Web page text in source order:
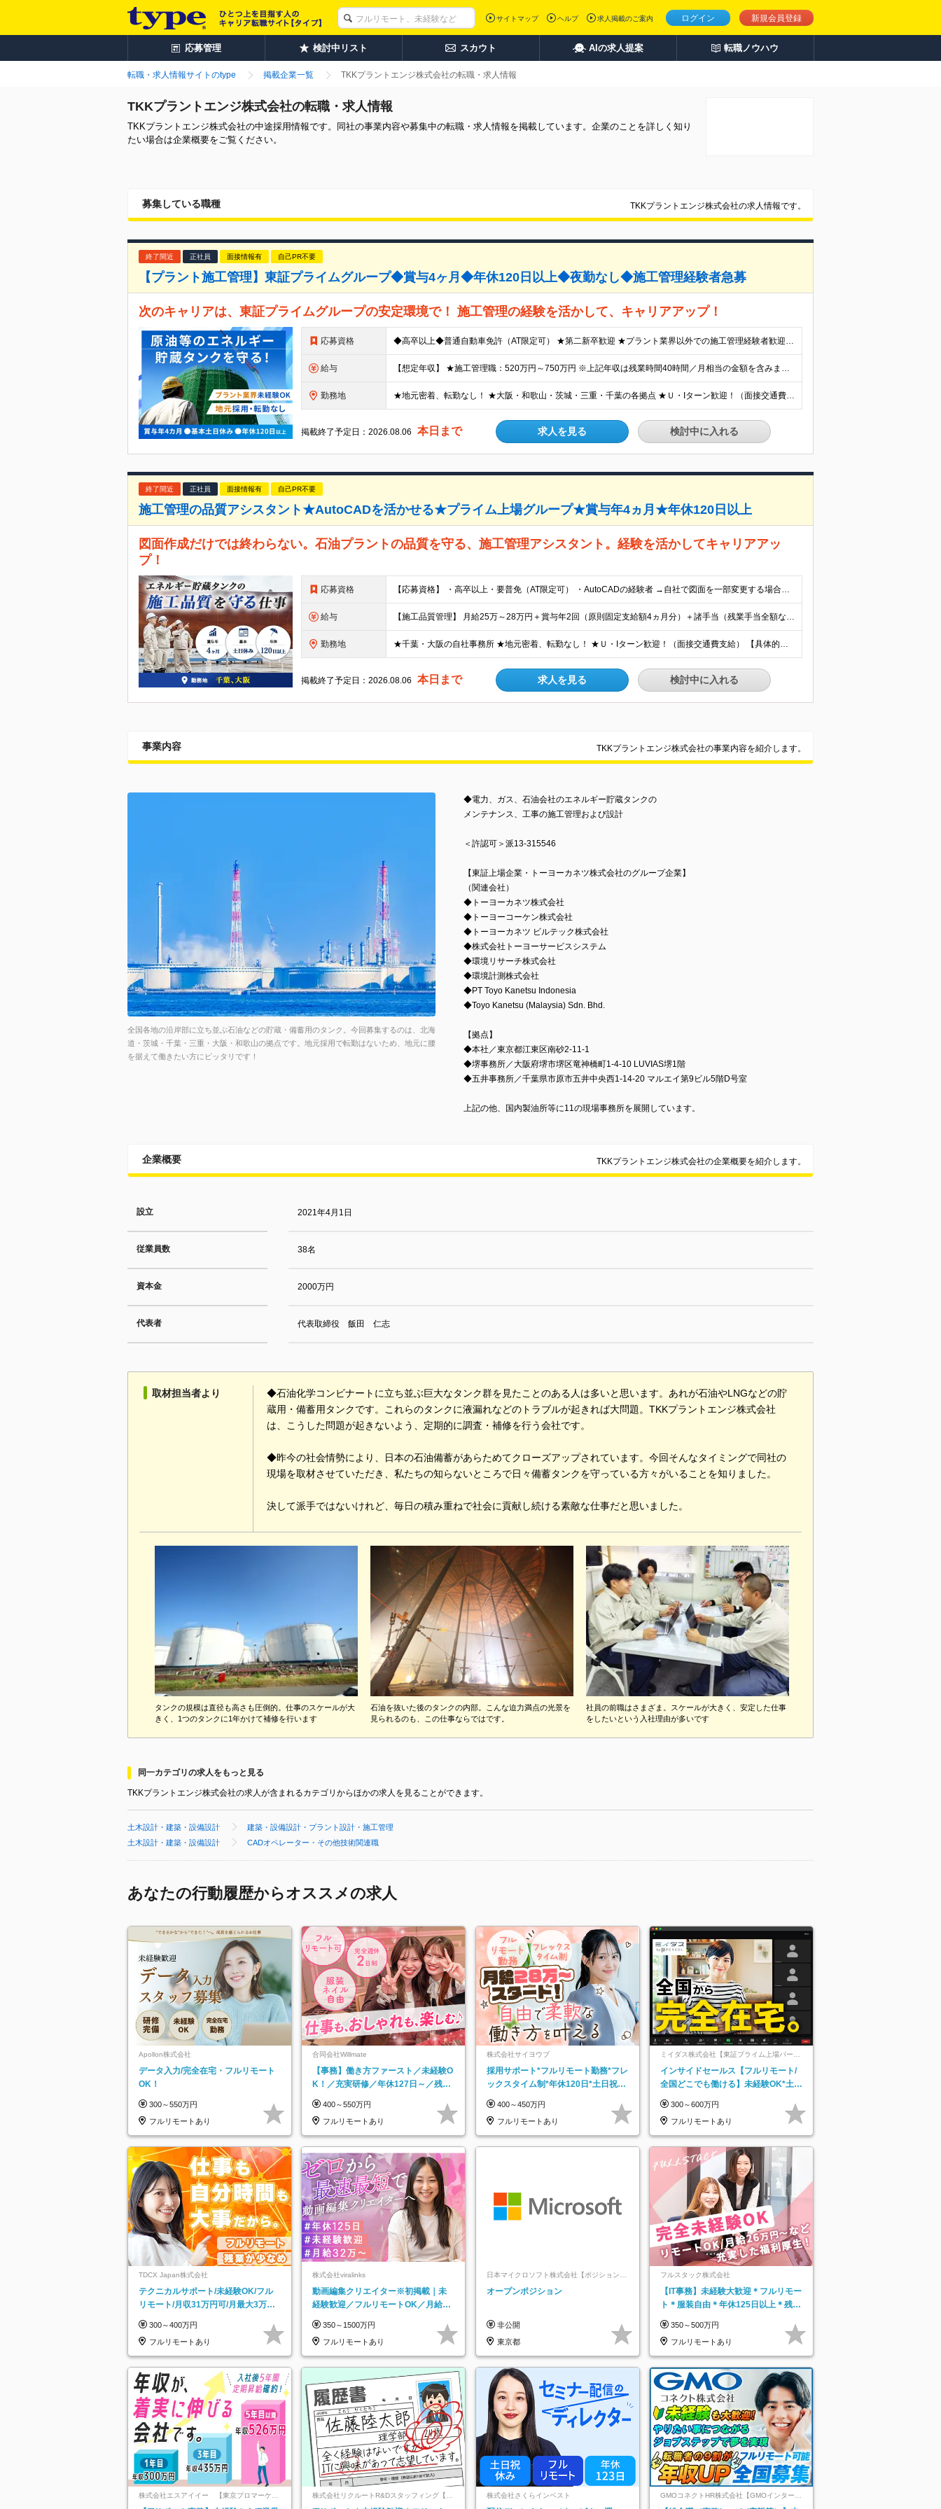
ログイン 新規会員登録
サイトマップ ヘルプ 求人掲載のご案内
応募管理 検討中リスト スカウト AIの求人提案 転職ノウハウ
転職・求人情報サイトのtype 掲載企業一覧 TKKプラントエンジ株式会社の転職・求人情報
TKKプラントエンジ株式会社の転職・求人情報
TKKプラントエンジ株式会社の中途採用情報です。同社の事業内容や募集中の転職・求人情報を掲載しています。企業のことを詳しく知り
たい場合は企業概要をご覧ください。
募集している職種 TKKプラントエンジ株式会社の求人情報です。
終了間近 正社員 面接情報有 自己PR不要
【プラント施工管理】東証プライムグループ◆賞与4ヶ月◆年休120日以上◆夜勤なし◆施工管理経験者急募
次のキャリアは、東証プライムグループの安定環境で！ 施工管理の経験を活かして、キャリアアップ！
応募資格 ◆高卒以上◆普通自動車免許（AT限定可） ★第二新卒歓迎 ★プラント業界以外での施工管理経験者歓迎 【こんな方は向いています】 ・施工管理のスキルを活かして働きたい ・安定企業で長く働きたい ・チームで協力する仕事が好き ・身体を動かすことが好き ・スケールの大きな仕事に興味がある ・資格を取得して収入を上げたい 意欲があり技術職として成長したい方は大歓迎です！！ 手厚い研修や教育体制があるので、プラント業界が初めての方も、安心してデビューできます。 ★勤務地は、あなたが勤務可能な場所に限ります。 ★夜勤や転勤なし。 ★プラント業界未経験OK
給与 【想定年収】 ★施工管理職：520万円～750万円 ※上記年収は残業時間40時間／月相当の金額を含みます。 月給25万円～35万円＋賞与年2回（原則固定支給額4ヵ月分）＋諸手当（残業手当全額など） ※経験・能力・前職給与を考慮して優遇します。 ※残業代は別途全額支給します。 ※試用期間は6ヵ月ですが、給与は同じです。 （試用期間中は契約社員。試用期間終了後、正社員として雇用します） 【諸手当】 ◆交通費全額支給 →社用車貸与（ガソリン代・駐車場代は会社負担） ◆時間外手当（残業発生分は支給） ◆役職手当 ◆現場手当 ◆資格手当（当社指定資格。合計で月2万円まで） ※施工管理技士・建築士・溶接・WES・NDI・電気工事士など 【昇給】 ◆年1回（4月）※毎年昇給します 【固定残業代について】 なし（残業代は、実際の労働時間に応じて別途全額支給）
勤務地 ★地元密着、転勤なし！ ★大阪・和歌山・茨城・三重・千葉の各拠点 ★Ｕ・Iターン歓迎！（面接交通費支給） ★社用車貸与（出勤利用OK）、駐車場費用支給 ・大阪府堺市 ・和歌山県有田市 ・茨城県神栖市 ・三重県四日市市 ・千葉県市原市 ※上記の大手製油所内にあるタンク補修工事現場事務所での勤務となります。 ※自宅から通勤可能な事務所での勤務です。
掲載終了予定日：2026.08.06 本日まで 求人を見る 検討中に入れる
終了間近 正社員 面接情報有 自己PR不要
施工管理の品質アシスタント★AutoCADを活かせる★プライム上場グループ★賞与年4ヵ月★年休120日以上
図面作成だけでは終わらない。石油プラントの品質を守る、施工管理アシスタント。経験を活かしてキャリアアッ
プ！
応募資格 【応募資格】 ・高卒以上・要普免（AT限定可） ・AutoCADの経験者 →自社で図面を一部変更する場合があるため。設計分野は不問です。 ・施工図面が読めること 【歓迎する経験】 ◎AutoCADの実務経験 ◎施工図面の作成・修正経験 ◎建築・土木・設備・プラント業界経験 ◎品質管理・施工管理経験 ◎現場と関わる仕事に興味がある方 プラント業界未経験者・第二新卒歓迎！ 仕事のブランクがある方も歓迎！
給与 【施工品質管理】 月給25万～28万円＋賞与年2回（原則固定支給額4ヵ月分）＋諸手当（残業手当全額など） ※経験・能力・前職給与を考慮して優遇します。 ※残業代は別途全額支給します。 ※試用期間は6ヵ月ですが、給与は同じです。 （試用期間中は契約社員。試用期間終了後、正社員として雇用します） 【想定年収】 ★施工品質管理：500万円～550万円 ※上記年収は残業時間20時間／月相当の金額を含みます。 【諸手当】 ◆交通費全額支給 ◆時間外手当（残業発生分は支給） ◆役職手当 ◆資格手当（当社指定資格。合計で月2万円まで） ※施工管理技士・建築士・溶接・WES・NDI・電気工事士など 【昇給】 ◆年1回（4月）※毎年昇給します 【固定残業代について】 なし（残業代は、実際の労働時間に応じて別途全額支給）
勤務地 ★千葉・大阪の自社事務所 ★地元密着、転勤なし！ ★Ｕ・Iターン歓迎！（面接交通費支給） 【具体的な勤務地】 ※当社堺事務所（大阪）もしくは五井事務所（千葉） ◆堺事務所 （住所） 大阪府堺市堺区竜神橋町1-4-10 LUVIAS堺 1階 （アクセス） ・南海本線「堺駅」南口より徒歩2分 ◆五井事務所 （住所） 千葉県市原市五井中央西1-14-20 マルエイ第9ビル 5階D号室 （アクセス） ・JR内房線・小湊鉄道線「五井駅」西口より徒歩2分 現場へは、各事務所から社有車で向かいます。
掲載終了予定日：2026.08.06 本日まで 求人を見る 検討中に入れる
事業内容 TKKプラントエンジ株式会社の事業内容を紹介します。
全国各地の沿岸部に立ち並ぶ石油などの貯蔵・備蓄用のタンク。今回募集するのは、北海
道・茨城・千葉・三重・大阪・和歌山の拠点です。地元採用で転勤はないため、地元に腰
を据えて働きたい方にピッタリです！
◆電力、ガス、石油会社のエネルギー貯蔵タンクの
メンテナンス、工事の施工管理および設計
＜許認可＞派13-315546
【東証上場企業・トーヨーカネツ株式会社のグループ企業】
（関連会社）
◆トーヨーカネツ株式会社
◆トーヨーコーケン株式会社
◆トーヨーカネツ ビルテック株式会社
◆株式会社トーヨーサービスシステム
◆環境リサーチ株式会社
◆環境計測株式会社
◆PT Toyo Kanetsu Indonesia
◆Toyo Kanetsu (Malaysia) Sdn. Bhd.
【拠点】
◆本社／東京都江東区南砂2-11-1
◆堺事務所／大阪府堺市堺区竜神橋町1-4-10 LUVIAS堺1階
◆五井事務所／千葉県市原市五井中央西1-14-20 マルエイ第9ビル5階D号室
上記の他、国内製油所等に11の現場事務所を展開しています。
企業概要 TKKプラントエンジ株式会社の企業概要を紹介します。
設立 2021年4月1日
従業員数 38名
資本金 2000万円
代表者 代表取締役 飯田 仁志
取材担当者より
◆石油化学コンビナートに立ち並ぶ巨大なタンク群を見たことのある人は多いと思います。あれが石油やLNGなどの貯
蔵用・備蓄用タンクです。これらのタンクに液漏れなどのトラブルが起きれば大問題。TKKプラントエンジ株式会社
は、こうした問題が起きないよう、定期的に調査・補修を行う会社です。
◆昨今の社会情勢により、日本の石油備蓄があらためてクローズアップされています。今回そんなタイミングで同社の
現場を取材させていただき、私たちの知らないところで日々備蓄タンクを守っている方々がいることを知りました。
決して派手ではないけれど、毎日の積み重ねで社会に貢献し続ける素敵な仕事だと思いました。
タンクの規模は直径も高さも圧倒的。仕事のスケールが大
きく、1つのタンクに1年かけて補修を行います
石油を抜いた後のタンクの内部。こんな迫力満点の光景を
見られるのも、この仕事ならではです。
社員の前職はさまざま。スケールが大きく、安定した仕事
をしたいという入社理由が多いです
同一カテゴリの求人をもっと見る
TKKプラントエンジ株式会社の求人が含まれるカテゴリからほかの求人を見ることができます。
土木設計・建築・設備設計
建築・設備設計・プラント設計・施工管理
土木設計・建築・設備設計
CADオペレーター・その他技術関連職
あなたの行動履歴からオススメの求人
Apollon株式会社
データ入力/完全在宅・フルリモート
OK！
300～550万円
フルリモートあり
合同会社Willmate
【事務】働き方ファースト／未経験O
K！／充実研修／年休127日～／残業
400～550万円
フルリモートあり
株式会社サイヨウブ
採用サポート*フルリモート勤務*フレ
ックスタイム制*年休120日*土日祝休
400～450万円
フルリモートあり
ミイダス株式会社【東証プライム上場パーソ
インサイドセールス【フルリモート/
全国どこでも働ける】未経験OK*土日
300～600万円
フルリモートあり
TDCX Japan株式会社
テクニカルサポート/未経験OK/フル
リモート/月収31万円可/月最大3万の
300～400万円
フルリモートあり
株式会社viralinks
動画編集クリエイター※初掲載｜未
経験歓迎／フルリモートOK／月給32
350～1500万円
フルリモートあり
日本マイクロソフト株式会社【ポジションマ
ッチ登録】
オープンポジション
非公開
東京都
フルスタック株式会社
【IT事務】未経験大歓迎＊フルリモー
ト＊服装自由＊年休125日以上＊残業
350～500万円
フルリモートあり
株式会社エスアイイー 【東京プロマーケッ
ト上場】
株式会社リクルートR&Dスタッフィング【リ
クルートグループ】
株式会社さくらインベスト
GMOコネクトHR株式会社【GMOインターネ
ットグループ】